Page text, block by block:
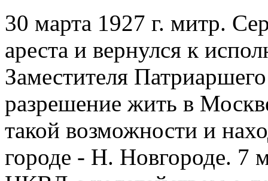
30 марта 1927 г. митр.
ареста и вернулся к
Заместителя
разрешение жить в
такой возможности и
городе - Н. Новгороде. 7